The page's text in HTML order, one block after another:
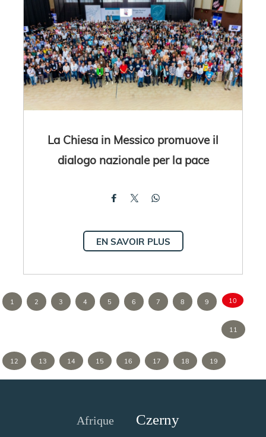
La Chiesa in Messico promuove il
dialogo nazionale per la pace
EN SAVOIR PLUS
1 2 3 4 5 6 7 8 9 10
11
12 13 14 15 16 17 18 19
Afrique
Czerny